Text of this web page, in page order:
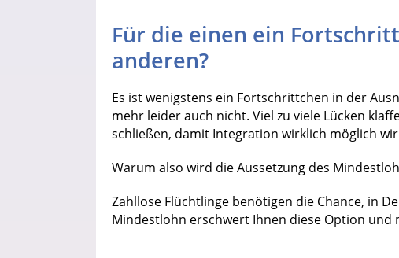
Für die einen ein
anderen?
Es ist wenigstens ein Fortschrittchen in der
mehr leider auch nicht. Viel zu viele Lücken
schließen, damit Integration wirklich möglich
Warum also wird die Aussetzung des
Zahllose Flüchtlinge benötigen die Chance, in
Mindestlohn erschwert Ihnen diese Option und